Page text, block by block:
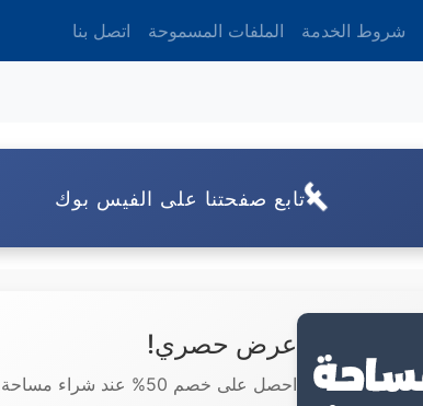
شروط الخدمة الملفات المسموحة اتصل بنا
تابع صفحتنا على الفيس بوك
عرض حصري!
احصل على خصم 50% عند شراء مساحة إعلانية هنا.